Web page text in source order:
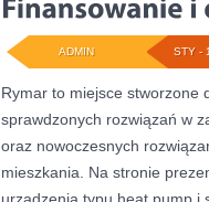
STY -
ADMIN
Rymar to miejsce stworzone
sprawdzonych rozwiązań w
oraz nowoczesnych
mieszkania. Na stronie